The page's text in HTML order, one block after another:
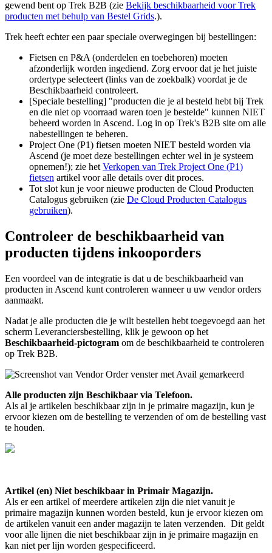
gewend bent op Trek B2B (zie Bekijk beschikbaarheid voor Trek
producten met behulp van Bestel Grids.).
Trek heeft echter een paar speciale overwegingen bij bestellingen:
Fietsen en P&A (onderdelen en toebehoren) moeten
afzonderlijk worden ingediend. Zorg ervoor dat je het juiste
ordertype selecteert (links van de zoekbalk) voordat je de
Beschikbaarheid controleert.
[Speciale bestelling] "producten die je al besteld hebt bij Trek
en die niet op voorraad waren toen je bestelde" kunnen NIET
beheerd worden in Ascend. Log in op Trek's B2B site om alle
nabestellingen te beheren.
Project One (P1) fietsen moeten NIET besteld worden via
Ascend (je moet deze bestellingen echter wel in je systeem
opnemen!); zie het Verkopen van Trek Project One (P1)
fietsen artikel voor alle details over dit proces.
Tot slot kun je voor nieuwe producten de Cloud Producten
Catalogus gebruiken (zie De Cloud Producten Catalogus
gebruiken).
Controleer de beschikbaarheid van
producten tijdens inkooporders
Een voordeel van de integratie is dat u de beschikbaarheid van
producten in Ascend kunt controleren wanneer u uw vendor orders
aanmaakt.
Nadat je alle producten die je wilt bestellen hebt toegevoegd aan het
scherm Leveranciersbestelling, klik je gewoon op het
Beschikbaarheid-pictogram om de beschikbaarheid te controleren
op Trek B2B.
Alle producten zijn Beschikbaar via Telefoon.
Als al je artikelen beschikbaar zijn in je primaire magazijn, kun je
ervoor kiezen om de bestelling te verzenden of om de bestelling vast
te houden.
Artikel (en) Niet beschikbaar in Primair Magazijn.
Als er een artikel of meerdere artikelen zijn die niet vanuit je
primaire magazijn kunnen worden besteld, kun je ervoor kiezen om
de artikelen vanuit een ander magazijn te laten verzenden. Dit geldt
voor alle lijnen die niet beschikbaar zijn in je primaire magazijn en
kan niet per lijn worden gespecificeerd.